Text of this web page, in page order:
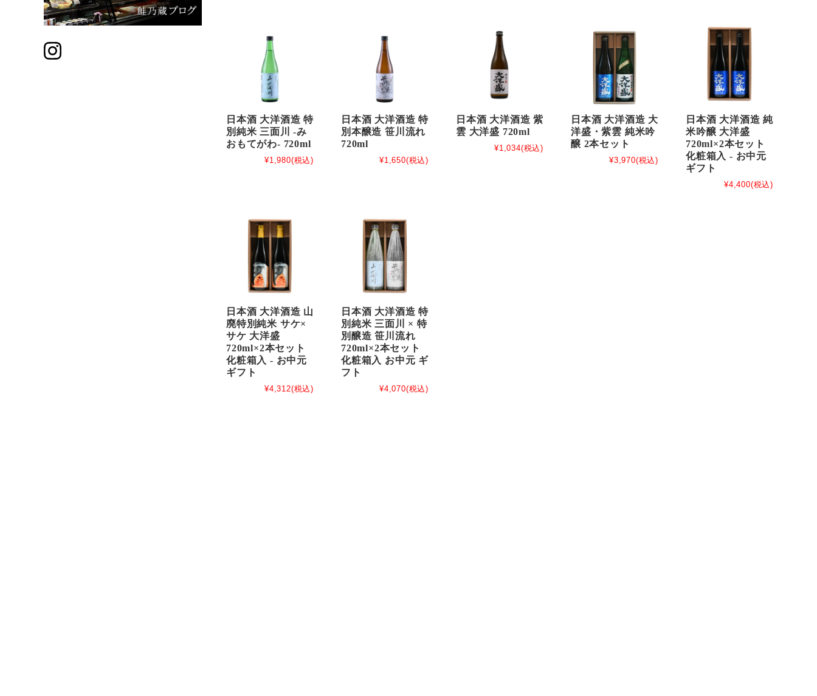
日本酒 大洋酒造 特
別純米 三面川 -み
おもてがわ- 720ml
¥1,980(税込)
日本酒 大洋酒造 特
別本醸造 笹川流れ
720ml
¥1,650(税込)
日本酒 大洋酒造 紫
雲 大洋盛 720ml
¥1,034(税込)
日本酒 大洋酒造 大
洋盛・紫雲 純米吟
醸 2本セット
¥3,970(税込)
日本酒 大洋酒造 純
米吟醸 大洋盛
720ml×2本セット
化粧箱入 - お中元
ギフト
¥4,400(税込)
日本酒 大洋酒造 山
廃特別純米 サケ×
サケ 大洋盛
720ml×2本セット
化粧箱入 - お中元
ギフト
¥4,312(税込)
日本酒 大洋酒造 特
別純米 三面川 × 特
別醸造 笹川流れ
720ml×2本セット
化粧箱入 お中元 ギ
フト
¥4,070(税込)